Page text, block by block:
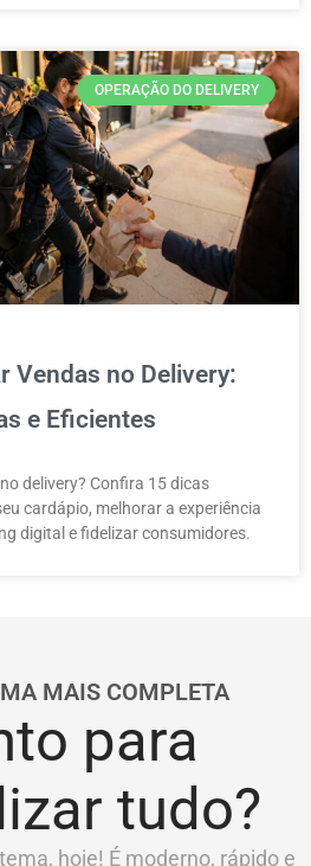
OPERAÇÃO DO DELIVERY
Vendas no Delivery:
e Eficientes
delivery? Confira 15 dicas
cardápio, melhorar a experiência
digital e fidelizar consumidores.
MAIS COMPLETA
para
tudo?
hoje! É moderno, rápido e